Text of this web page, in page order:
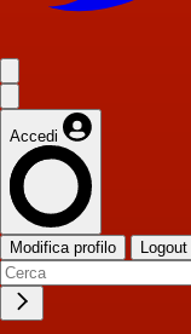
Accedi
Modifica profilo Logout